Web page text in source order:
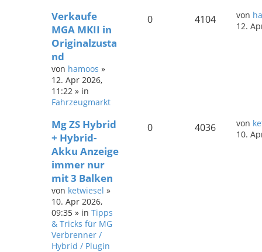
Verkaufe
MGA MKII in
Originalzusta
nd
von hamoos »
12. Apr 2026,
11:22 » in
Fahrzeugmarkt
0 4104 von
12.
Mg ZS Hybrid
+ Hybrid-
Akku Anzeige
immer nur
mit 3 Balken
von ketwiesel »
10. Apr 2026,
09:35 » in Tipps
& Tricks für MG
Verbrenner /
Hybrid / Plugin
0 4036 von
10.